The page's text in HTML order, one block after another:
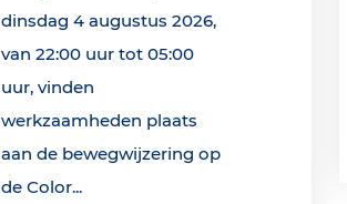
dinsdag 4 augustus 2026,
van 22:00 uur tot 05:00
uur, vinden
werkzaamheden plaats
aan de bewegwijzering op
de Color...